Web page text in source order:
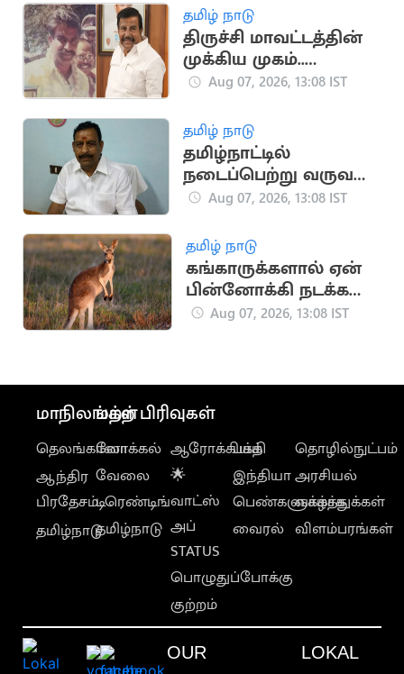
தமிழ் நாடு
திருச்சி மாவட்டத்தின்
முக்கிய முகம்..
கே.என்.நேருவின்
Aug 07, 2026, 13:08 IST
தமிழ் நாடு
தமிழ்நாட்டில்
நடைப்பெற்று வருவது
அம்மா ஆட்சி அல்ல..
Aug 07, 2026, 13:08 IST
தமிழ் நாடு
கங்காருக்களால் ஏன்
பின்னோக்கி நடக்க
முடியாது?.. சுவாரசிய
Aug 07, 2026, 13:08 IST
மாநிலங்கள்
தெலங்கானா
ஆந்திர
பிரதேசம்
தமிழ்நாடு
மற்ற பிரிவுகள்
லோக்கல்
வேலை
டிரெண்டிங்
தமிழ்நாடு
ஆரோக்கியம்
🌟
வாட்ஸ்
அப்
STATUS
பொழுதுப்போக்கு
குற்றம்
பக்தி
இந்தியா
பெண்களுக்காக
வைரல்
தொழில்நுட்பம்
அரசியல்
வாழ்த்துக்கள்
விளம்பரங்கள்
OUR
LOKAL